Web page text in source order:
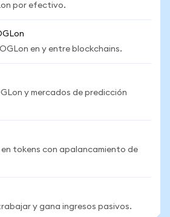
por efectivo.
en y entre blockchains.
y mercados de predicción
tokens con apalancamiento de
y gana ingresos pasivos.